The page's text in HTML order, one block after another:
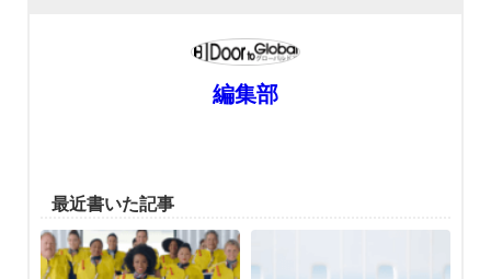
編集部
最近書いた記事